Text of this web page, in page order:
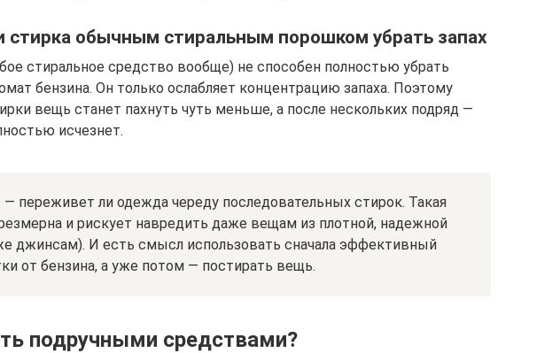
стирка обычным стиральным порошком убрать запах
стиральное средство вообще) не способен полностью убрать
бензина. Он только ослабляет концентрацию запаха. Поэтому
вещь станет пахнуть чуть меньше, а после нескольких подряд —
исчезнет.
— переживет ли одежда череду последовательных стирок. Такая
и рискует навредить даже вещам из плотной, надежной
джинсам). И есть смысл использовать сначала эффективный
от бензина, а уже потом — постирать вещь.
подручными средствами?